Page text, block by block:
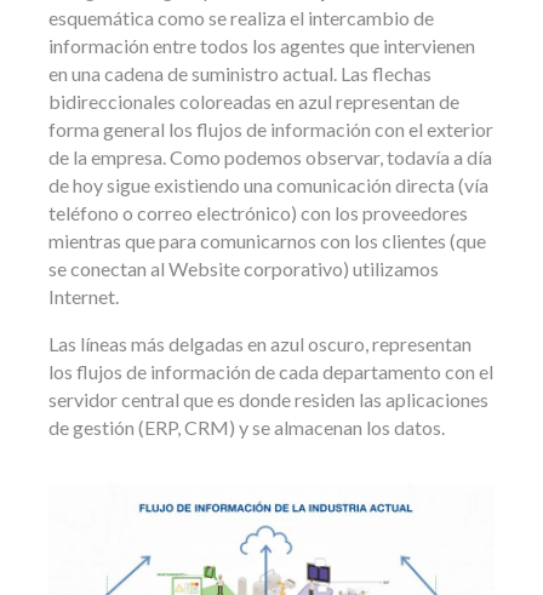
esquemática como se realiza el intercambio de
información entre todos los agentes que intervienen
en una cadena de suministro actual. Las flechas
bidireccionales coloreadas en azul representan de
forma general los flujos de información con el exterior
de la empresa. Como podemos observar, todavía a día
de hoy sigue existiendo una comunicación directa (vía
teléfono o correo electrónico) con los proveedores
mientras que para comunicarnos con los clientes (que
se conectan al Website corporativo) utilizamos
Internet.
Las líneas más delgadas en azul oscuro, representan
los flujos de información de cada departamento con el
servidor central que es donde residen las aplicaciones
de gestión (ERP, CRM) y se almacenan los datos.